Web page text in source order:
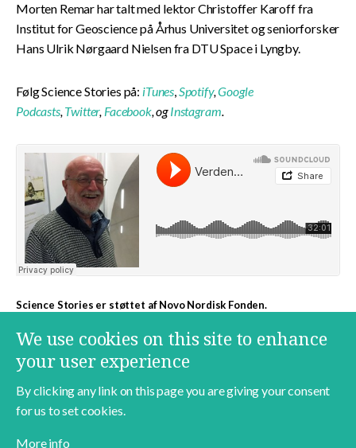
Morten Remar har talt med lektor Christoffer Karoff fra
Institut for Geoscience på Århus Universitet og seniorforsker
Hans Ulrik Nørgaard Nielsen fra DTU Space i Lyngby.
Følg Science Stories på: iTunes,Spotify,Google
Podcasts,Twitter, Facebook, ogInstagram.
Science Stories er støttet afNovo Nordisk Fonden.
Mere indhold med samme emne
Morten Remar Space
We use cookies on this site to enhance
your user experience
By clicking any link on this page you are giving your consent
for us to set cookies.
More info